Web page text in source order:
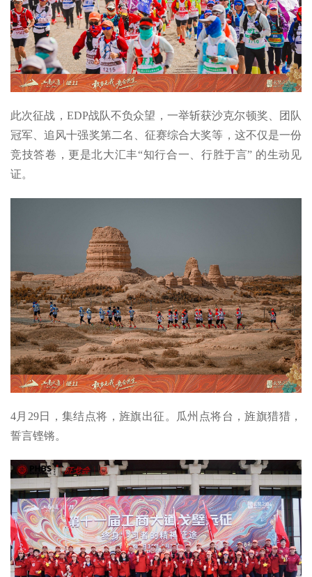
此次征战，EDP战队不负众望，一举斩获沙克尔顿奖、团队
冠军、追风十强奖第二名、征赛综合大奖等，这不仅是一份
竞技答卷，更是北大汇丰“知行合一、行胜于言” 的生动见
证。
4月29日，集结点将，旌旗出征。瓜州点将台，旌旗猎猎，
誓言铿锵。